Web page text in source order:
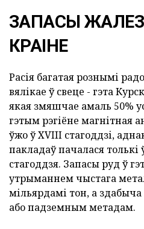
ЗАПАСЫ
КРАІНЕ
Расія багатая рознымі
вялікае ў свеце - гэта
якая змяшчае амаль 50%
гэтым рэгіёне магнітная
ўжо ў XVIII стагоддзі,
пакладаў пачалася толькі
стагоддзя. Запасы руд ў
утрыманнем чыстага
мільярдамі тон, а
або падземным метадам.